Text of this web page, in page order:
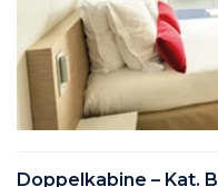
Doppelkabine – Kat.